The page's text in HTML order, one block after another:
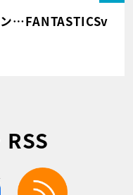
ン…FANTASTICSv
facebook